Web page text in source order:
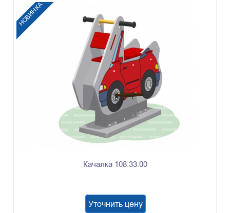
НОВИНКА
Уточнить цену
Качалка 108.33.00